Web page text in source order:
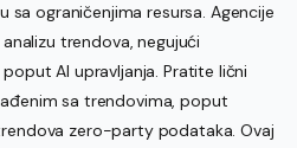
sa ograničenjima resursa. Agencije
trendova, negujući
AI upravljanja. Pratite lični
sa trendovima, poput
zero-party podataka. Ovaj